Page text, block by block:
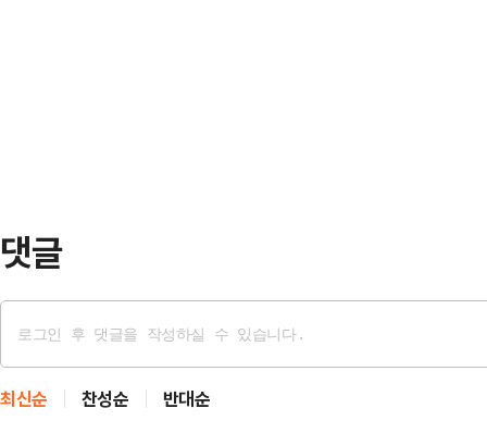
댓글
최신순 찬성순 반대순